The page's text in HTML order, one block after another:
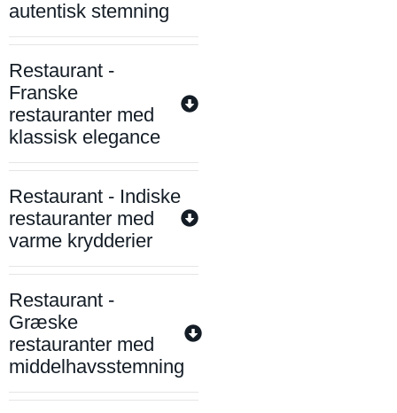
autentisk stemning
Restaurant -
Franske
restauranter med
klassisk elegance
Restaurant - Indiske
restauranter med
varme krydderier
Restaurant -
Græske
restauranter med
middelhavsstemning